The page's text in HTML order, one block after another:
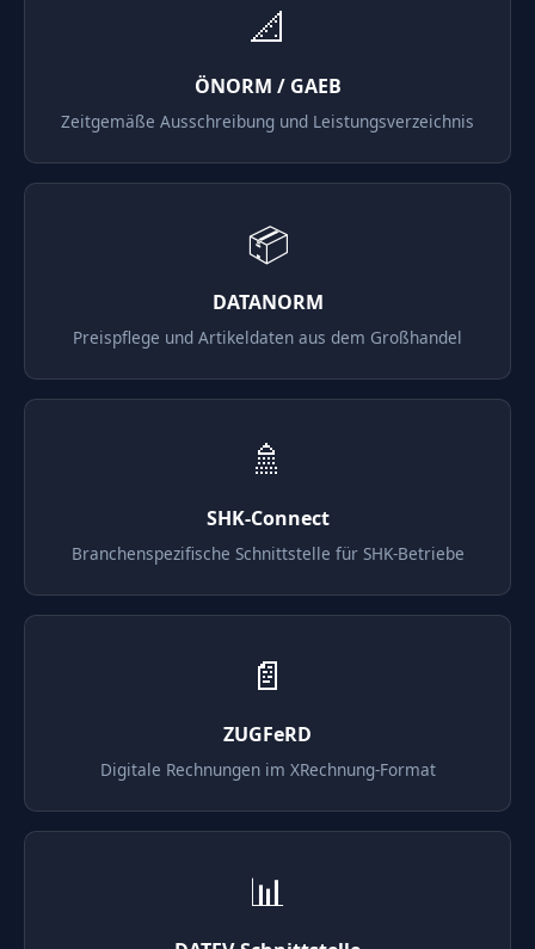
📐
ÖNORM / GAEB
Zeitgemäße Ausschreibung und Leistungsverzeichnis
📦
DATANORM
Preispflege und Artikeldaten aus dem Großhandel
🚿
SHK-Connect
Branchenspezifische Schnittstelle für SHK-Betriebe
📄
ZUGFeRD
Digitale Rechnungen im XRechnung-Format
📊